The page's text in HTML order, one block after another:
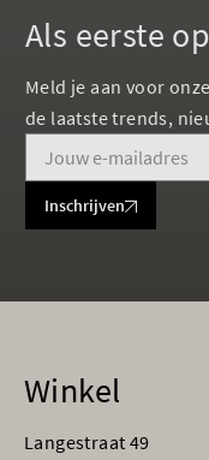
Als eerste
Meld je aan voor
de laatste trends,
Inschrijven
Winkel
Langestraat 49